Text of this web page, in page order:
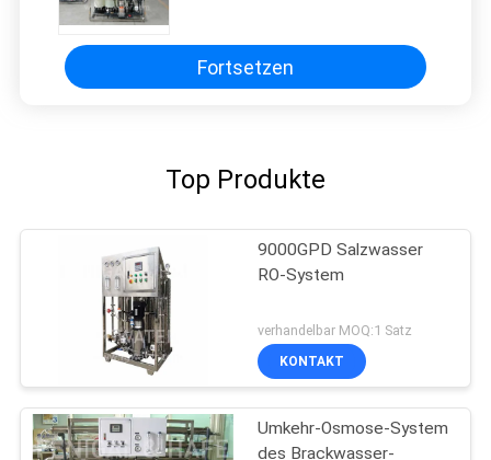
Fortsetzen
Top Produkte
9000GPD Salzwasser
RO-System
verhandelbar MOQ:1 Satz
KONTAKT
Umkehr-Osmose-System
des Brackwasser-